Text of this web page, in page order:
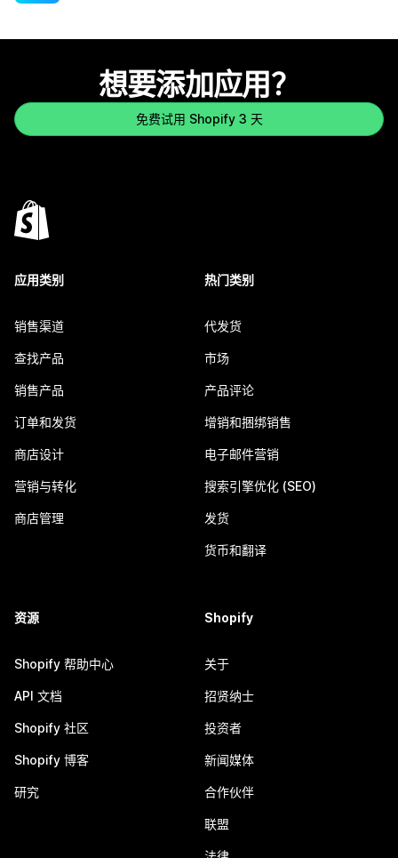
想要添加应用？
免费试用 Shopify 3 天
应用类别
销售渠道
查找产品
销售产品
订单和发货
商店设计
营销与转化
商店管理
热门类别
代发货
市场
产品评论
增销和捆绑销售
电子邮件营销
搜索引擎优化 (SEO)
发货
货币和翻译
资源
Shopify 帮助中心
API 文档
Shopify 社区
Shopify 博客
研究
Shopify
关于
招贤纳士
投资者
新闻媒体
合作伙伴
联盟